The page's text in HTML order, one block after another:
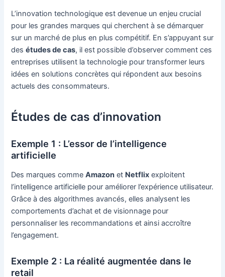
L’innovation technologique est devenue un enjeu crucial
pour les grandes marques qui cherchent à se démarquer
sur un marché de plus en plus compétitif. En s’appuyant sur
desétudes de cas, il est possible d’observer comment ces
entreprises utilisent la technologie pour transformer leurs
idées en solutions concrètes qui répondent aux besoins
actuels des consommateurs.
Études de cas d’innovation
Exemple 1 : L’essor de l’intelligence
artificielle
Des marques commeAmazon et Netflix exploitent
l’intelligence artificielle pour améliorer l’expérience utilisateur.
Grâce à des algorithmes avancés, elles analysent les
comportements d’achat et de visionnage pour
personnaliser les recommandations et ainsi accroître
l’engagement.
Exemple 2 : La réalité augmentée dans le
retail